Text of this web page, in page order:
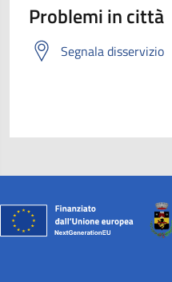
Problemi in città
Segnala disservizio